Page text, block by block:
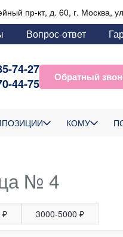
пр-кт, д. 60, г. Москва,
Вопрос-ответ
74-27
44-75
Обратный
КОМУ
№ 4
₽ 3000-5000 ₽